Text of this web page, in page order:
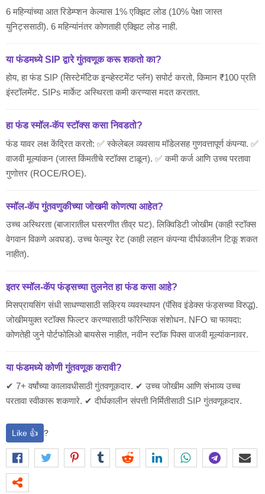
6 महिन्यांच्या आत रिडेम्प्शन केल्यास 1% एक्झिट लोड (10% पेक्षा जास्त
युनिट्ससाठी). 6 महिन्यांनंतर कोणताही एक्झिट लोड नाही.
या फंडमध्ये SIP द्वारे गुंतवणूक करू शकतो का?
होय, हा फंड SIP (सिस्टेमॅटिक इन्व्हेस्टमेंट प्लॅन) सपोर्ट करतो, किमान ₹100 प्रति
इंस्टॉलमेंट. SIPs मार्केट अस्थिरता कमी करण्यास मदत करतात.
हा फंड स्मॉल-कॅप स्टॉक्स कसा निवडतो?
फंड यावर लक्ष केंद्रित करतो: ✅ स्केलेबल व्यवसाय मॉडेलसह गुणवत्तापूर्ण कंपन्या. ✅
वाजवी मूल्यांकन (जास्त किंमतीचे स्टॉक्स टाळून). ✅ कमी कर्ज आणि उच्च परतावा
गुणोत्तर (ROCE/ROE).
स्मॉल-कॅप गुंतवणुकीच्या जोखमी कोणत्या आहेत?
उच्च अस्थिरता (बाजारातील घसरणीत तीव्र घट). लिक्विडिटी जोखीम (काही स्टॉक्स
वेगवान विकणे अवघड). उच्च फेल्युर रेट (काही लहान कंपन्या दीर्घकालीन टिकू शकत
नाहीत).
इतर स्मॉल-कॅप फंड्सच्या तुलनेत हा फंड कसा आहे?
मिसप्रायसिंग संधी साधण्यासाठी सक्रिय व्यवस्थापन (पॅसिव इंडेक्स फंड्सच्या विरुद्ध).
जोखीमयुक्त स्टॉक्स फिल्टर करण्यासाठी फॉरेन्सिक संशोधन. NFO चा फायदा:
कोणतेही जुने पोर्टफोलिओ बायसेस नाहीत, नवीन स्टॉक पिक्स वाजवी मूल्यांकनावर.
या फंडमध्ये कोणी गुंतवणूक करावी?
✔ 7+ वर्षांच्या कालावधीसाठी गुंतवणूकदार. ✔ उच्च जोखीम आणि संभाव्य उच्च
परतावा स्वीकारू शकणारे. ✔ दीर्घकालीन संपत्ती निर्मितीसाठी SIP गुंतवणूकदार.
Like 👍 ?